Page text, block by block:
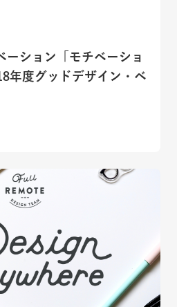
ーション「モチベーショ
年度グッドデザイン・ベ